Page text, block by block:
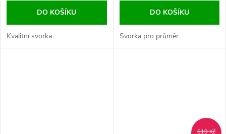
DO KOŠÍKU
Kvalitní svorka...
DO KOŠÍKU
Svorka pro průměr...
619 Kč